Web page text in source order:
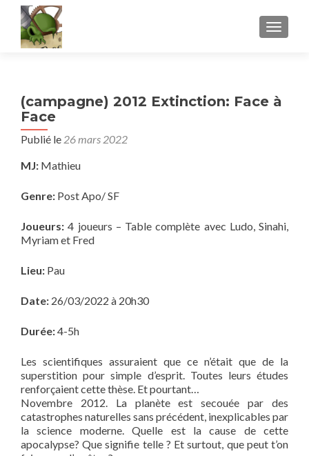
(campagne) 2012 Extinction: Face à
Face
Publié le 26 mars 2022
MJ: Mathieu
Genre: Post Apo/ SF
Joueurs:4 joueurs – Table complète avec Ludo, Sinahi,
Myriam et Fred
Lieu: Pau
Date: 26/03/2022 à 20h30
Durée:4-5h
Les scientifiques assuraient que ce n’était que de la
superstition pour simple d’esprit. Toutes leurs études
renforçaient cette thèse. Et pourtant…
Novembre 2012. La planète est secouée par des
catastrophes naturelles sans précédent, inexplicables par
la science moderne. Quelle est la cause de cette
apocalypse? Que signifie telle ? Et surtout, que peut t’on